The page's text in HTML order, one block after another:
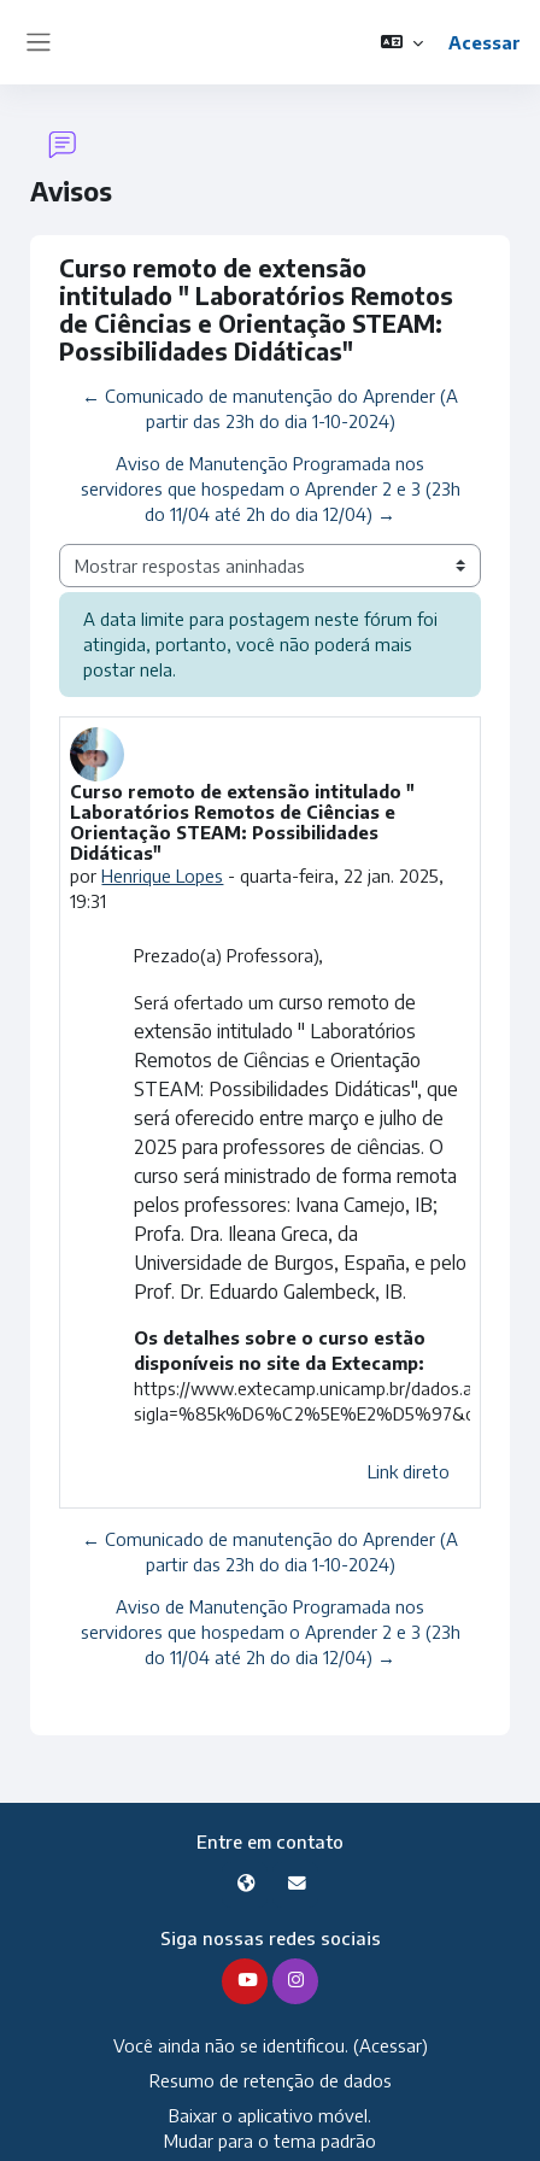
Acessar
Avisos
Curso remoto de extensão
intitulado " Laboratórios Remotos
de Ciências e Orientação STEAM:
Possibilidades Didáticas"
← Comunicado de manutenção do Aprender (A
partir das 23h do dia 1-10-2024)
Aviso de Manutenção Programada nos
servidores que hospedam o Aprender 2 e 3 (23h
do 11/04 até 2h do dia 12/04) →
Modo de visualização
A data limite para postagem neste fórum foi
atingida, portanto, você não poderá mais
postar nela.
Curso remoto de extensão intitulado "
Laboratórios Remotos de Ciências e
Orientação STEAM: Possibilidades
Didáticas"
porHenrique Lopes -quarta-feira, 22 jan. 2025,
19:31
Número de respostas: 0
Prezado(a) Professora),
Será ofertado umcurso remoto de
extensão intitulado " Laboratórios
Remotos de Ciências e Orientação
STEAM: Possibilidades Didáticas", que
será oferecido entre março e julho de
2025 para professores de ciências. O
curso será ministrado de forma remota
pelos professores: Ivana Camejo, IB;
Profa. Dra. Ileana Greca, da
Universidade de Burgos, España, e pelo
Prof. Dr. Eduardo Galembeck, IB.
Os detalhes sobre o curso estão
disponíveis no site da Extecamp:
https://www.extecamp.unicamp.br/dados.asp?
Link direto
← Comunicado de manutenção do Aprender (A
partir das 23h do dia 1-10-2024)
Aviso de Manutenção Programada nos
servidores que hospedam o Aprender 2 e 3 (23h
do 11/04 até 2h do dia 12/04) →
Entre em contato
Siga nossas redes sociais
Você ainda não se identificou. (Acessar)
Resumo de retenção de dados
Baixar o aplicativo móvel.
Mudar para o tema padrão